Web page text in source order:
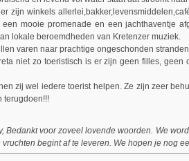
zijn winkels
mooie promenade en een jachthaventje
lokale beroemdheden van Kretenzer muziek.
varen naar prachtige ongeschonden
niet zo toeristisch is er zijn geen filles,
zij wel iedere toerist helpen. Ze zijn zeer
terugdoen!!!
Bedankt voor zoveel lovende woorden. We
begint af te leveren. We hopen je nog